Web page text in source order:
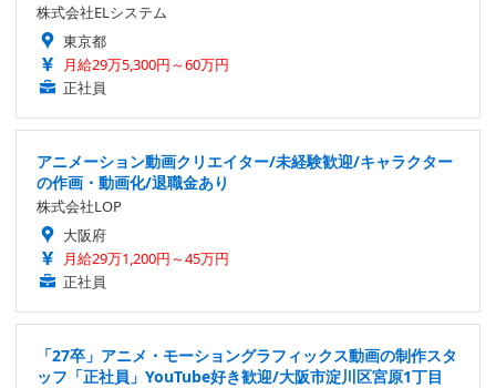
株式会社ELシステム
東京都
月給29万5,300円～60万円
正社員
アニメーション動画クリエイター/未経験歓迎/キャラクター
の作画・動画化/退職金あり
株式会社LOP
大阪府
月給29万1,200円～45万円
正社員
「27卒」アニメ・モーショングラフィックス動画の制作スタ
ッフ「正社員」YouTube好き歓迎/大阪市淀川区宮原1丁目